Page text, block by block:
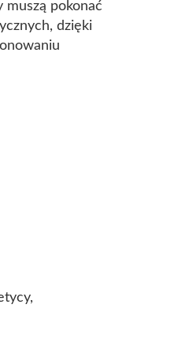
pokonać
dzięki